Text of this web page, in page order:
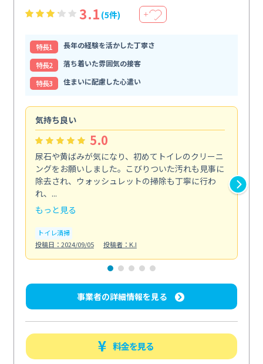
3.1 (5件) ＋
特⻑1
長年の経験を活かした丁寧さ
特⻑2
落ち着いた雰囲気の接客
特⻑3
住まいに配慮した心遣い
気持ち良い
5.0
尿石や黄ばみが気になり、初めてトイレのクリーニ
ングをお願いしました。こびりついた汚れも見事に
除去され、ウォッシュレットの掃除も丁寧に行わ
れ、...
もっと見る
トイレ清掃
投稿日：2024/09/05
投稿者：K.I
事業者の詳細情報を見る
料金を見る